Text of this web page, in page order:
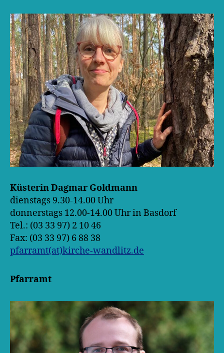
Küsterin Dagmar Goldmann
dienstags 9.30-14.00 Uhr
donnerstags 12.00-14.00 Uhr in Basdorf
Tel.: (03 33 97) 2 10 46
Fax: (03 33 97) 6 88 38
pfarramt(at)kirche-wandlitz.de
Pfarramt